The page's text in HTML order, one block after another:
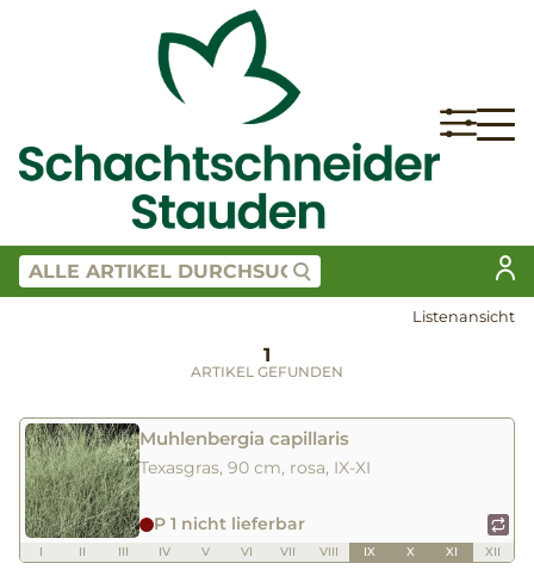
Listenansicht
1
ARTIKEL GEFUNDEN
Muhlenbergia capillaris
Texasgras, 90 cm, rosa, IX-XI
P 1 nicht lieferbar
I II III IV V VI VII VIII IX X XI XII